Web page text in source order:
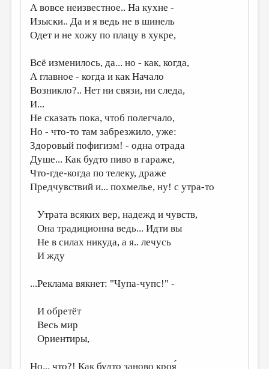
ИЗБРАННОЕ
ДАЙДЖЕСТ
ПЕРЕВОДЫ
КОНКУРСЫ
ДЕТСКАЯ КОМНАТА
КНИЖНАЯ ПОЛКА
ОБЗОР ЛИТЕРАТУРЫ
СТРАНИЦЫ ПАМЯТИ
ОБЪЯВЛЕНИЯ
КОЛОНКА РЕДАКТОРА
РЕДКОЛЛЕГИЯ
ОТ РЕДАКЦИИ
МАЛАЯ ПРОЗА
ЭССЕИСТИКА
ЛИТЕРАТУРОВЕДЕНИЕ
КУЛЬТУРОВЕДЕНИЕ
А вовсе неизвестное.. На кухне -
Изыски.. Да и я ведь не в шинель
Одет и не хожу по плацу в хукре,
Всё изменилось, да... но - как, когда,
А главное - когда и как Начало
Возникло?.. Нет ни связи, ни следа,
И...
Не сказать пока, чтоб полегчало,
Но - что-то там забрезжило, уже:
Здоровый пофигизм! - одна отрада
Душе... Как будто пиво в гараже,
Что-где-когда по телеку, драже
Предчувствий и... похмелье, ну! с утра-то
Утрата всяких вер, надежд и чувств,
Она традиционна ведь... Идти вы
Не в силах никуда, а я.. лечусь
И жду
...Реклама вякнет: "Чупа-чупс!" -
И обретёт
Весь мир
Ориентиры,
Но... что?! Как будто заново кроя́